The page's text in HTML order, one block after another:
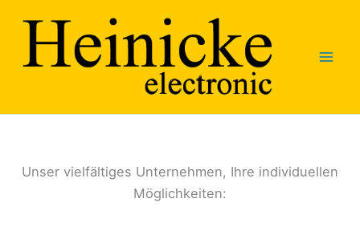
Inhalt
Unser vielfältiges Unternehmen, Ihre individuellen
Möglichkeiten: